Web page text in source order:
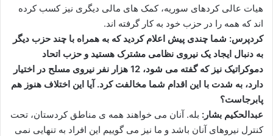
هیات عالی کردهای سوریه، کمک های مالی دیگری نیز کسب کرده
اند که همه را در حزب خود به کار گرفته اند.
کردپرس: شما چندی پیش اعلام کردید که به همراه با چند حزب دیگر
به دنبال ایجاد یک نیروی نظامی مشترک هستید و حزب اتحاد
دموکراتیک نیز که گفته می شود، 12 هزار نفر نیروی مسلح در اختیار
دارد، به شدت با این اقدام شما مخالفت کرد. آیا این اختلاف هنوز هم
پابرجاست؟
عبدالحکیم بشار: بله. آنان می خواهند همه ی مناطق کردستان، تحت
کنترل نیروهای آنان باشد و ما نیز می گوییم این افراد به تنهایی نمی